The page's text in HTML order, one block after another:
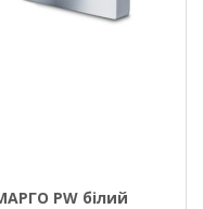
PW білий